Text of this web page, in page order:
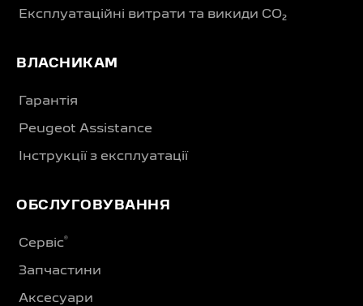
Експлуатаційні витрати та викиди CO₂
ВЛАСНИКАМ
Гарантія
Peugeot Assistance
Інструкції з експлуатації
ОБСЛУГОВУВАННЯ
Сервіс®
Запчастини
Аксесуари